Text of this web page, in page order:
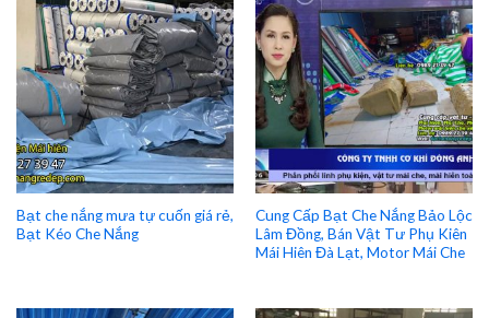
Bạt che nắng mưa tự cuốn giá rẻ,
Bạt Kéo Che Nắng
Cung Cấp Bạt Che Nắng Bảo Lộc
Lâm Đồng, Bán Vật Tư Phụ Kiên
Mái Hiên Đà Lạt, Motor Mái Che